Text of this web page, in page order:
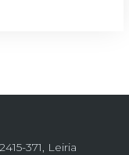
371, Leiria